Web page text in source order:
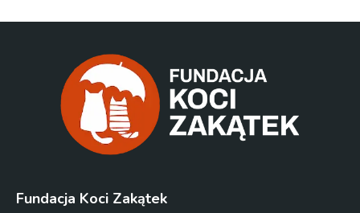
Fundacja Koci Zakątek